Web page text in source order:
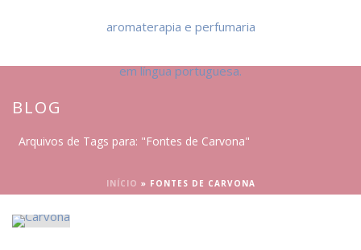
BLOG
Arquivos de Tags para: "Fontes de Carvona"
INÍCIO » FONTES DE CARVONA